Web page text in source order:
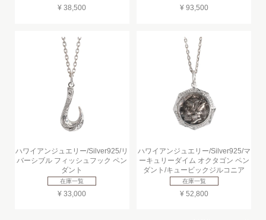
¥ 38,500 ¥ 93,500
ハワイアンジュエリー/Silver925/リ
バーシブル フィッシュフック ペン
ダント
在庫一覧
¥ 33,000
ハワイアンジュエリー/Silver925/マ
ーキュリーダイム オクタゴン ペン
ダント/キュービックジルコニア
在庫一覧
¥ 52,800